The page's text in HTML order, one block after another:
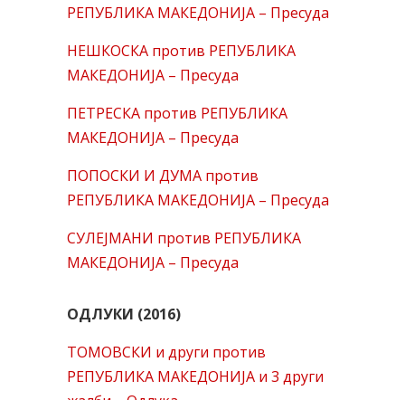
РЕПУБЛИКА МАКЕДОНИЈА – Пресуда
НЕШКОСКА против РЕПУБЛИКА
МАКЕДОНИЈА – Пресуда
ПЕТРЕСКА против РЕПУБЛИКА
МАКЕДОНИЈА – Пресуда
ПОПОСКИ И ДУМА против
РЕПУБЛИКА МАКЕДОНИЈА – Пресуда
СУЛЕЈМАНИ против РЕПУБЛИКА
МАКЕДОНИЈА – Пресуда
ОДЛУКИ (2016)
ТОМОВСКИ и други против
РЕПУБЛИКА МАКЕДОНИЈА и 3 други